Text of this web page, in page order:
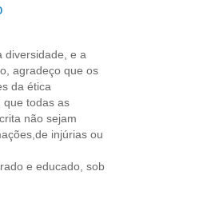
diversidade, e a
agradeço que os
da ética
que todas as
não sejam
injúrias ou
e educado, sob